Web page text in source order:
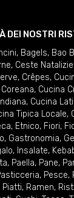
DEI NOSTRI
, Bagels, Bao
, Ceste Natalizie
, Crêpes,
, Cucina
, Cucina
Tipica Locale,
, Etnico, Fiori,
, Gastronomia,
, Insalate,
, Paella, Pane,
, Pesce,
Piatti, Ramen,